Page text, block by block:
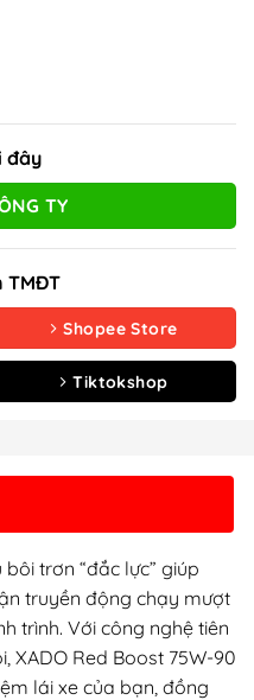
đây
TY
TMĐT
Shopee Store
Tiktokshop
bôi trơn “đắc lực” giúp
truyền động chạy mượt
trình. Với công nghệ tiên
XADO Red Boost 75W-90
lái xe của bạn, đồng